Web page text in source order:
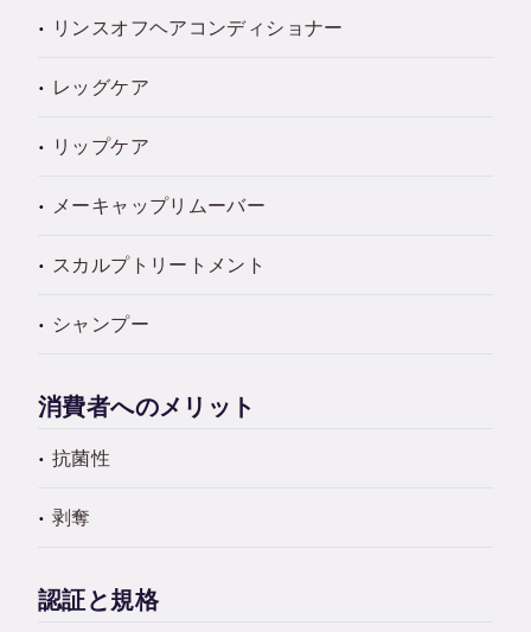
リンスオフヘアコンディショナー
レッグケア
リップケア
メーキャップリムーバー
スカルプトリートメント
シャンプー
消費者へのメリット
抗菌性
剥奪
認証と規格